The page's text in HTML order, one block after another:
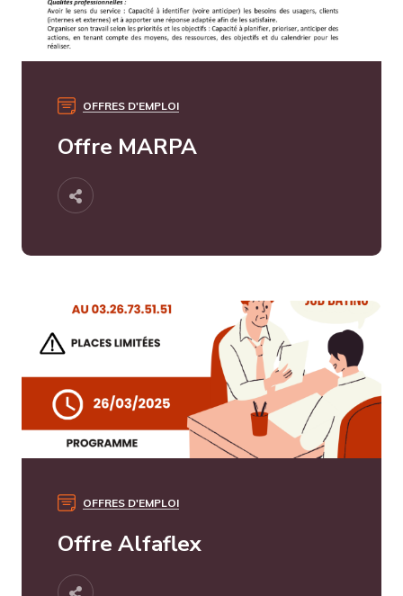
OFFRES D'EMPLOI
Offre MARPA
OFFRES D'EMPLOI
Offre Alfaflex